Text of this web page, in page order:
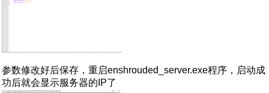
参数修改好后保存，重启enshrouded_server.exe程序，启动成
功后就会显示服务器的IP了